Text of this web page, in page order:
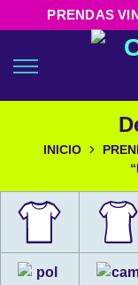
PRENDAS
INICIO